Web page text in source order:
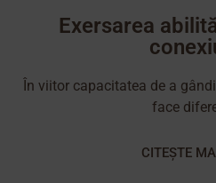
Exersarea
În viitor capacitatea de a
face
CITEȘTE